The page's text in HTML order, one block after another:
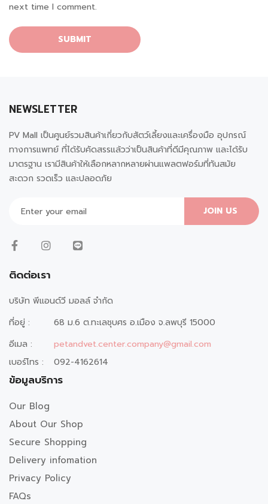
next time I comment.
NEWSLETTER
PV Mall เป็นศูนย์รวมสินค้าเกี่ยวกับสัตว์เลี้ยงและเครื่องมือ อุปกรณ์
ทางการแพทย์ ที่ได้รับคัดสรรแล้วว่าเป็นสินค้าที่ดีมีคุณภาพ และได้รับ
มาตรฐาน เรามีสินค้าให้เลือกหลากหลายผ่านแพลตฟอร์มที่ทันสมัย
สะดวก รวดเร็ว และปลอดภัย
JOIN US
ติดต่อเรา
บริษัท พีแอนด์วี มอลล์ จำกัด
ที่อยู่ :
68 ม.6 ต.ทะเลชุบศร อ.เมือง จ.ลพบุรี 15000
อีเมล :
petandvet.center.company@gmail.com
เบอร์โทร :
092-4162614
ข้อมูลบริการ
Our Blog
About Our Shop
Secure Shopping
Delivery infomation
Privacy Policy
FAQs